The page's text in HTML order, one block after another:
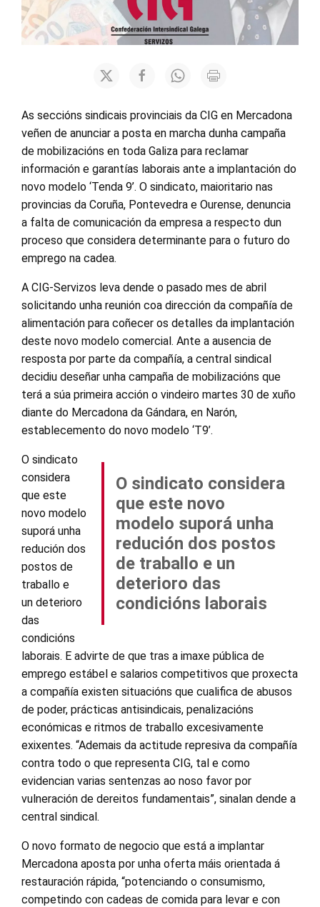
As seccións sindicais provinciais da CIG en Mercadona
veñen de anunciar a posta en marcha dunha campaña
de mobilizacións en toda Galiza para reclamar
información e garantías laborais ante a implantación do
novo modelo ‘Tenda 9’. O sindicato, maioritario nas
provincias da Coruña, Pontevedra e Ourense, denuncia
a falta de comunicación da empresa a respecto dun
proceso que considera determinante para o futuro do
emprego na cadea.
A CIG-Servizos leva dende o pasado mes de abril
solicitando unha reunión coa dirección da compañía de
alimentación para coñecer os detalles da implantación
deste novo modelo comercial. Ante a ausencia de
resposta por parte da compañía, a central sindical
decidiu deseñar unha campaña de mobilizacións que
terá a súa primeira acción o vindeiro martes 30 de xuño
diante do Mercadona da Gándara, en Narón,
establecemento do novo modelo ‘T9’.
O sindicato considera
que este novo
modelo suporá unha
redución dos postos
de traballo e un
deterioro das
condicións laborais
O sindicato
considera
que este
novo modelo
suporá unha
redución dos
postos de
traballo e
un deterioro
das
condicións
laborais. E advirte de que tras a imaxe pública de
emprego estábel e salarios competitivos que proxecta
a compañía existen situacións que cualifica de abusos
de poder, prácticas antisindicais, penalizacións
económicas e ritmos de traballo excesivamente
exixentes. “Ademais da actitude represiva da compañía
contra todo o que representa CIG, tal e como
evidencian varias sentenzas ao noso favor por
vulneración de dereitos fundamentais”, sinalan dende a
central sindical.
O novo formato de negocio que está a implantar
Mercadona aposta por unha oferta máis orientada á
restauración rápida, “potenciando o consumismo,
competindo con cadeas de comida para levar e con